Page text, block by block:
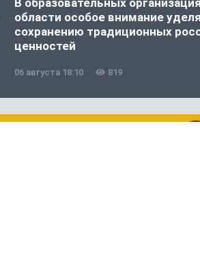
В образовательных
области особое внимание
сохранению традиционных
ценностей
06 августа 18:10 819